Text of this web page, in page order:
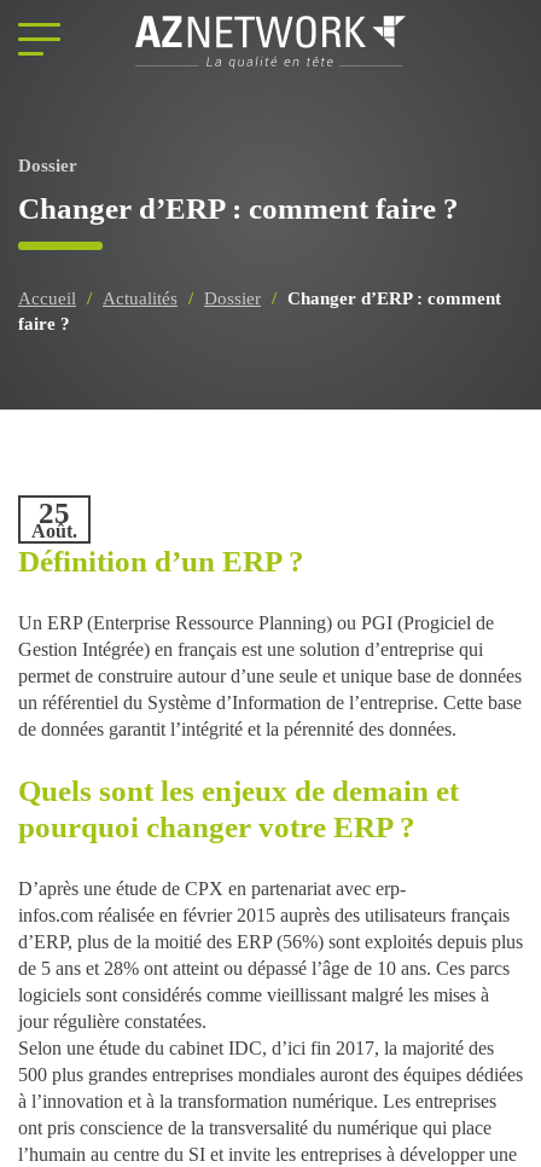
Dossier
Changer d’ERP : comment faire ?
Accueil / Actualités / Dossier / Changer d’ERP : comment
faire ?
25
Août.
Définition d’un ERP ?
Un ERP (Enterprise Ressource Planning) ou PGI (Progiciel de
Gestion Intégrée) en français est une solution d’entreprise qui
permet de construire autour d’une seule et unique base de données
un référentiel du Système d’Information de l’entreprise. Cette base
de données garantit l’intégrité et la pérennité des données.
Quels sont les enjeux de demain et
pourquoi changer votre ERP ?
D’après une étude de CPX en partenariat avec erp-
infos.com réalisée en février 2015 auprès des utilisateurs français
d’ERP, plus de la moitié des ERP (56%) sont exploités depuis plus
de 5 ans et 28% ont atteint ou dépassé l’âge de 10 ans. Ces parcs
logiciels sont considérés comme vieillissant malgré les mises à
jour régulière constatées.
Selon une étude du cabinet IDC, d’ici fin 2017, la majorité des
500 plus grandes entreprises mondiales auront des équipes dédiées
à l’innovation et à la transformation numérique. Les entreprises
ont pris conscience de la transversalité du numérique qui place
l’humain au centre du SI et invite les entreprises à développer une